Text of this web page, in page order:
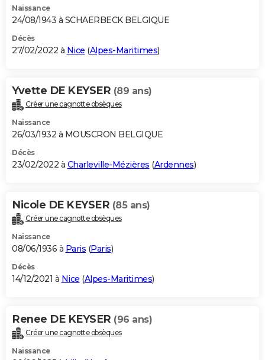
Naissance
24/08/1943 à SCHAERBECK BELGIQUE
Décès
27/02/2022 à Nice (Alpes-Maritimes)
Yvette DE KEYSER (89 ans)
Créer une cagnotte obsèques
Naissance
26/03/1932 à MOUSCRON BELGIQUE
Décès
23/02/2022 à Charleville-Mézières (Ardennes)
Nicole DE KEYSER (85 ans)
Créer une cagnotte obsèques
Naissance
08/06/1936 à Paris (Paris)
Décès
14/12/2021 à Nice (Alpes-Maritimes)
Renee DE KEYSER (96 ans)
Créer une cagnotte obsèques
Naissance